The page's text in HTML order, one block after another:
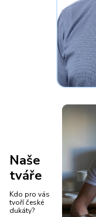
Naše
tváře
Kdo pro vás
tvoří české
dukáty?